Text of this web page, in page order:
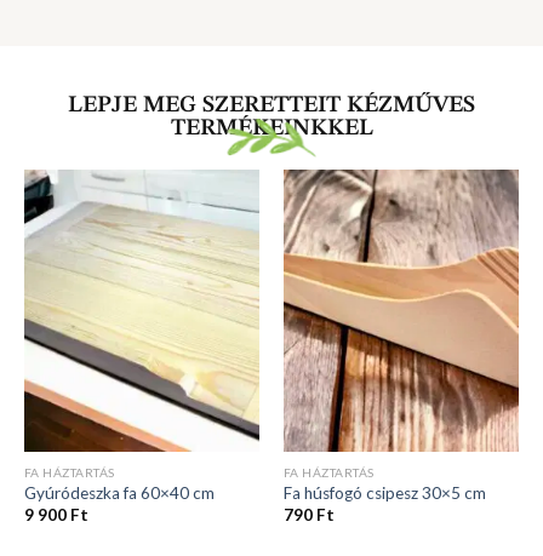
LEPJE MEG SZERETTEIT KÉZMŰVES
TERMÉKEINKKEL
FA HÁZTARTÁS
Gyúródeszka fa 60×40 cm
9 900 Ft
FA HÁZTARTÁS
Fa húsfogó csipesz 30×5 cm
790 Ft